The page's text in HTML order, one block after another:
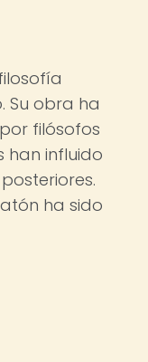
Su obra ha
filósofos
han influido
ha sido